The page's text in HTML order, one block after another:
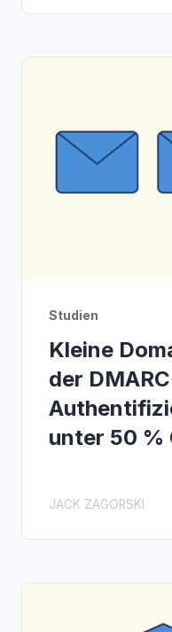
Studien
Kleine
der
unter 50 %
JACK ZAGORSKI